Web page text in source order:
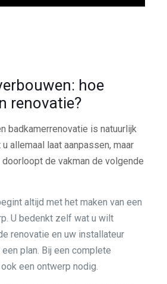
hoe
renovatie?
badkamerrenovatie is natuurlijk
allemaal laat aanpassen, maar
de vakman de volgende
altijd met het maken van een
U bedenkt zelf wat u wilt
renovatie en uw installateur
een plan. Bij een complete
een ontwerp nodig.